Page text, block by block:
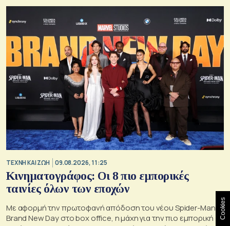
TΕΧΝΗ ΚΑΙ ΖΩΗ 09.08.2026, 11:25
Κινηματογράφος: Οι 8 πιο εμπορικές
ταινίες όλων των εποχών
Με αφορμή την πρωτοφανή απόδοση του νέου Spider-Man:
Brand New Day στο box office, η μάχη για την πιο εμπορική
Cookies